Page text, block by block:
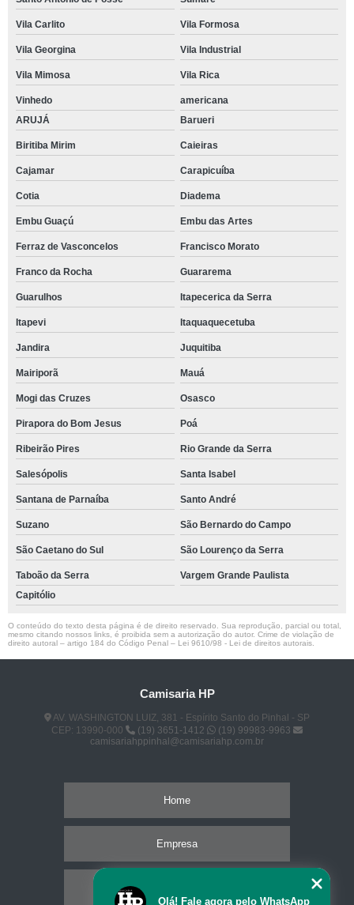
Vila Carlito Vila Formosa
Vila Georgina Vila Industrial
Vila Mimosa Vila Rica
Vinhedo
americana
ARUJÁ
Barueri
Biritiba Mirim Caieiras
Cajamar Carapicuíba
Cotia Diadema
Embu Guaçú Embu das Artes
Ferraz de Vasconcelos Francisco Morato
Franco da Rocha Guararema
Guarulhos Itapecerica da Serra
Itapevi Itaquaquecetuba
Jandira Juquitiba
Mairiporã Mauá
Mogi das Cruzes Osasco
Pirapora do Bom Jesus Poá
Ribeirão Pires Rio Grande da Serra
Salesópolis Santa Isabel
Santana de Parnaíba Santo André
Suzano São Bernardo do Campo
São Caetano do Sul São Lourenço da Serra
Taboão da Serra
Vargem Grande Paulista
Capitólio
O conteúdo do texto desta página é de direito reservado. Sua reprodução, parcial ou total,
mesmo citando nossos links, é proibida sem a autorização do autor. Crime de violação de
direito autoral – artigo 184 do Código Penal – Lei 9610/98 - Lei de direitos autorais
Camisaria HP
AV. WASHINGTON LUIZ, 381 - Espírito Santo do Pinhal - SP
CEP: 13990-000
(19) 3651-1412
(19) 99983-9963
camisariahppinhal@camisariahp.com.br
Home
Empresa
Olá! Fale agora pelo WhatsApp